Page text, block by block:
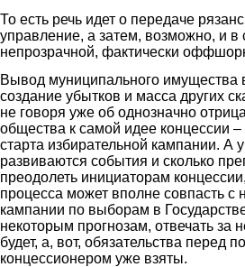
То есть речь идет о передаче
управление, а затем, возможно, и в
непрозрачной, фактически
Вывод муниципального
создание убытков и масса других
не говоря уже об однозначно
общества к самой идее концессии
старта избирательной кампании. А
развиваются события и сколько
преодолеть инициаторам
процесса может вполне совпасть с
кампании по выборам в
некоторым прогнозам, отвечать за
будет, а, вот, обязательства перед
концессионером уже взяты.